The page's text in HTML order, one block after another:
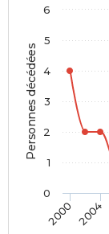
Personnes décédées
2000 2004
0
1
2
3
4
5
6